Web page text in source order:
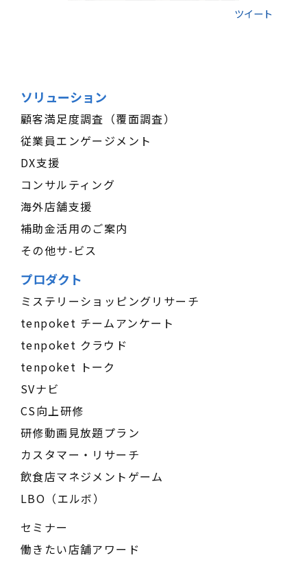
ツイート
ソリューション
顧客満足度調査（覆面調査）
従業員エンゲージメント
DX支援
コンサルティング
海外店舗支援
補助金活用のご案内
その他サ-ビス
プロダクト
ミステリーショッピングリサーチ
tenpoket チームアンケート
tenpoket クラウド
tenpoket トーク
SVナビ
CS向上研修
研修動画見放題プラン
カスタマー・リサーチ
飲食店マネジメントゲーム
LBO（エルボ）
セミナー
働きたい店舗アワード